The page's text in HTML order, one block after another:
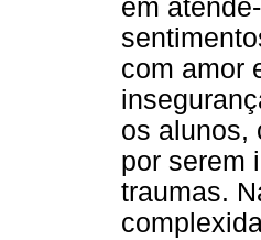
em
com amor
os alunos,
por serem
traumas.